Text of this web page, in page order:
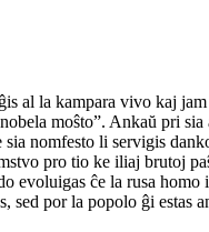
la kampara vivo kaj
moŝto”. Ankaŭ pri
nomfesto li servigis
pro tio ke iliaj brutoj
evoluigas ĉe la rusa
por la popolo ĝi estas